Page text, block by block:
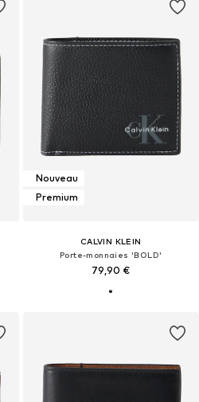
Nouveau
Premium
CALVIN KLEIN
Porte-monnaies 'BOLD'
79,90 €